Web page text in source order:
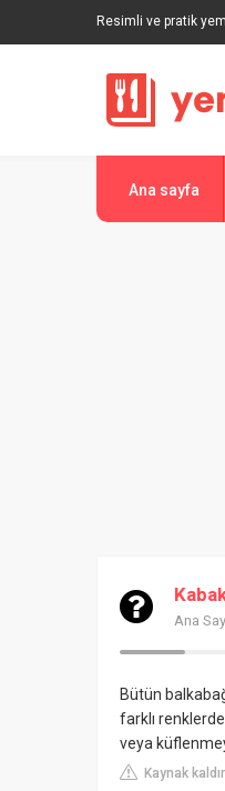
Resimli ve pratik
Ana sayfa
Ana
Bütün
farklı
veya
Kaynak